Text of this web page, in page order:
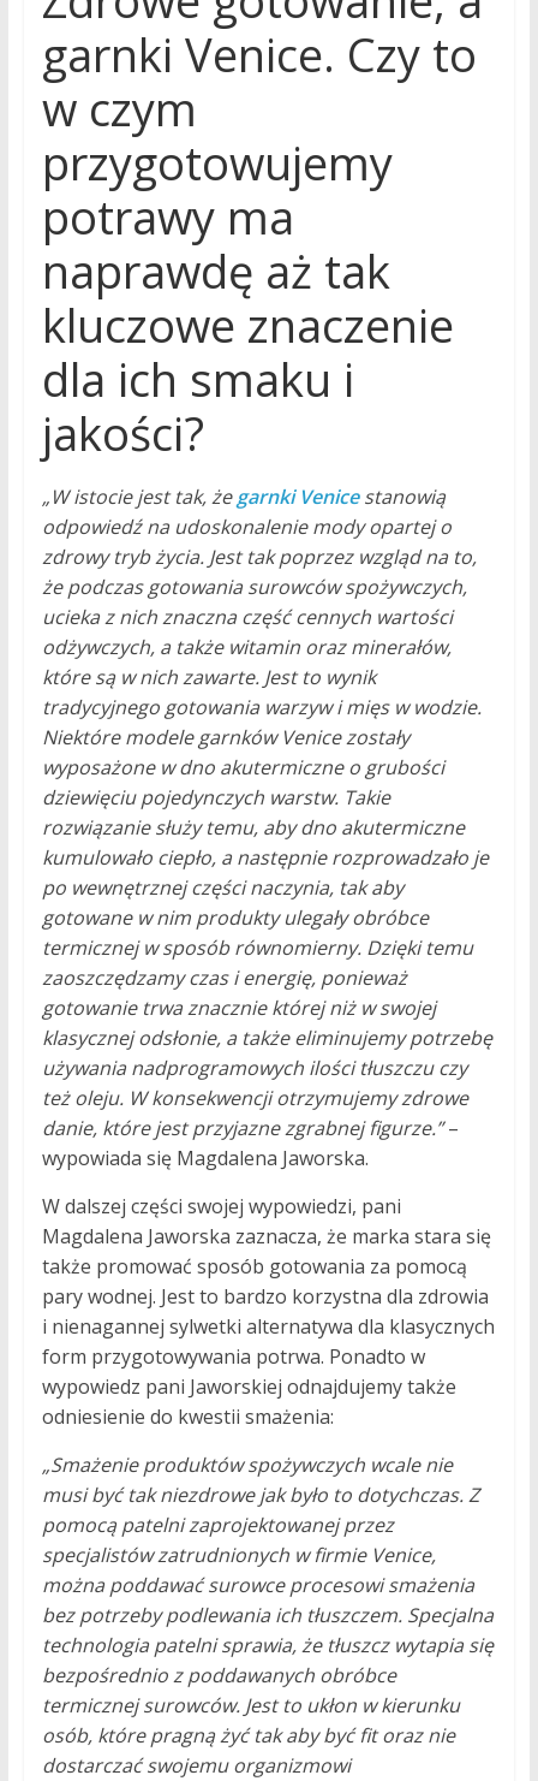
garnki Venice. Czy to
w czym
przygotowujemy
potrawy ma
naprawdę aż tak
kluczowe znaczenie
dla ich smaku i
jakości?
„W istocie jest tak, żegarnki Venicestanowią
odpowiedź na udoskonalenie mody opartej o
zdrowy tryb życia. Jest tak poprzez wzgląd na to,
że podczas gotowania surowców spożywczych,
ucieka z nich znaczna część cennych wartości
odżywczych, a także witamin oraz minerałów,
które są w nich zawarte. Jest to wynik
tradycyjnego gotowania warzyw i mięs w wodzie.
Niektóre modele garnków Venice zostały
wyposażone w dno akutermiczne o grubości
dziewięciu pojedynczych warstw. Takie
rozwiązanie służy temu, aby dno akutermiczne
kumulowało ciepło, a następnie rozprowadzało je
po wewnętrznej części naczynia, tak aby
gotowane w nim produkty ulegały obróbce
termicznej w sposób równomierny. Dzięki temu
zaoszczędzamy czas i energię, ponieważ
gotowanie trwa znacznie której niż w swojej
klasycznej odsłonie, a także eliminujemy potrzebę
używania nadprogramowych ilości tłuszczu czy
też oleju. W konsekwencji otrzymujemy zdrowe
danie, które jest przyjazne zgrabnej figurze.”–
wypowiada się Magdalena Jaworska.
W dalszej części swojej wypowiedzi, pani
Magdalena Jaworska zaznacza, że marka stara się
także promować sposób gotowania za pomocą
pary wodnej. Jest to bardzo korzystna dla zdrowia
i nienagannej sylwetki alternatywa dla klasycznych
form przygotowywania potrwa. Ponadto w
wypowiedz pani Jaworskiej odnajdujemy także
odniesienie do kwestii smażenia:
„Smażenie produktów spożywczych wcale nie
musi być tak niezdrowe jak było to dotychczas. Z
pomocą patelni zaprojektowanej przez
specjalistów zatrudnionych w firmie Venice,
można poddawać surowce procesowi smażenia
bez potrzeby podlewania ich tłuszczem. Specjalna
technologia patelni sprawia, że tłuszcz wytapia się
bezpośrednio z poddawanych obróbce
termicznej surowców. Jest to ukłon w kierunku
osób, które pragną żyć tak aby być fit oraz nie
dostarczać swojemu organizmowi